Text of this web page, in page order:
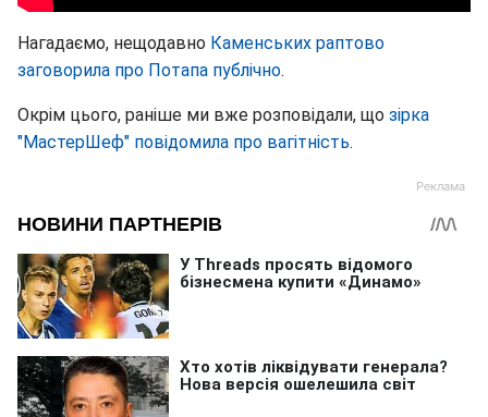
Нагадаємо, нещодавно Каменських раптово
заговорила про Потапа публічно.
Окрім цього, раніше ми вже розповідали, що зірка
"МастерШеф" повідомила про вагітність.